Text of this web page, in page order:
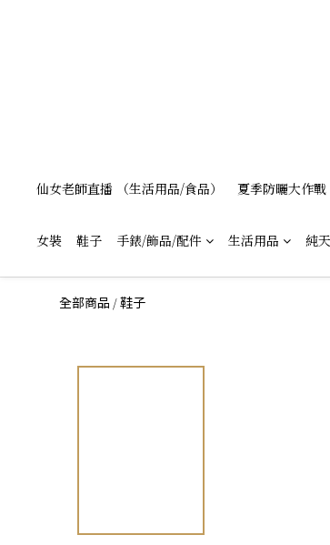
仙女老師直播 （生活用品/食品） 夏季防曬大作戰
女裝 鞋子 手錶/飾品/配件 生活用品 純
全部商品 /鞋子